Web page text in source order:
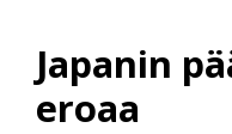
Japanin
eroaa